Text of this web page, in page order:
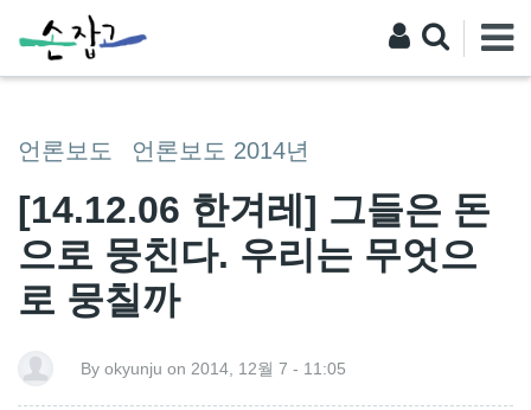
언론보도 언론보도 2014년
[14.12.06 한겨레] 그들은 돈
으로 뭉친다. 우리는 무엇으
로 뭉칠까
By okyunju on 2014, 12월 7 - 11:05